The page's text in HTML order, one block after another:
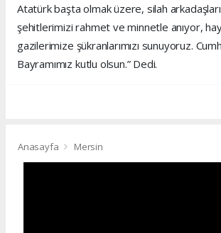
Atatürk başta olmak üzere, silah
şehitlerimizi rahmet ve minnetle anıyor,
gazilerimize şükranlarımızı sunuyoruz.
Bayramımız kutlu olsun.” Dedi.
Anasayfa Mersin